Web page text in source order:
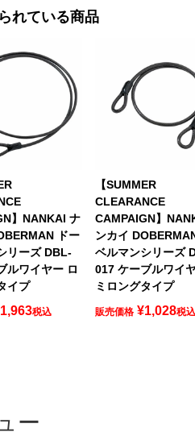
れている商品
】NANKAI ナ
ドー
リーズ DBL-
ルワイヤー ロ
イプ
1,963税込
【SUMMER
CLEARANCE
CAMPAIGN】
ンカイ
ベルマンシリーズ
017 ケーブルワイ
ミロングタイプ
販売価格 ¥1,028税込
ー